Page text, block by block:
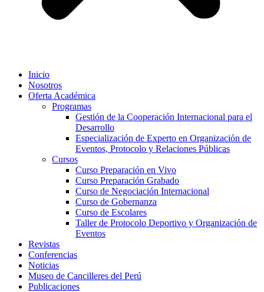
Inicio
Nosotros
Oferta Académica
Programas
Gestión de la Cooperación Internacional para el
Desarrollo
Especialización de Experto en Organización de
Eventos, Protocolo y Relaciones Públicas
Cursos
Curso Preparación en Vivo
Curso Preparación Grabado
Curso de Negociación Internacional
Curso de Gobernanza
Curso de Escolares
Taller de Protocolo Deportivo y Organización de
Eventos
Revistas
Conferencias
Noticias
Museo de Cancilleres del Perú
Publicaciones